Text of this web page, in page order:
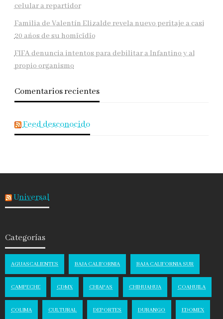
celular a repartidor
Familia de Valentín Elizalde revela nuevo peritaje a casi
20 años de su homîcîdîo
FIFA denuncia intentos para debilitar a Infantino y al
propio organismo
Comentarios recientes
Feed desconocido
Universal
Categorías
AGUASCALIENTES BAJA CALIFORNIA BAJA CALIFORNIA SUR
CAMPECHE CDMX CHIAPAS CHIHUAHUA COAHUILA
COLIMA CULTURAL DEPORTES DURANGO EDOMEX